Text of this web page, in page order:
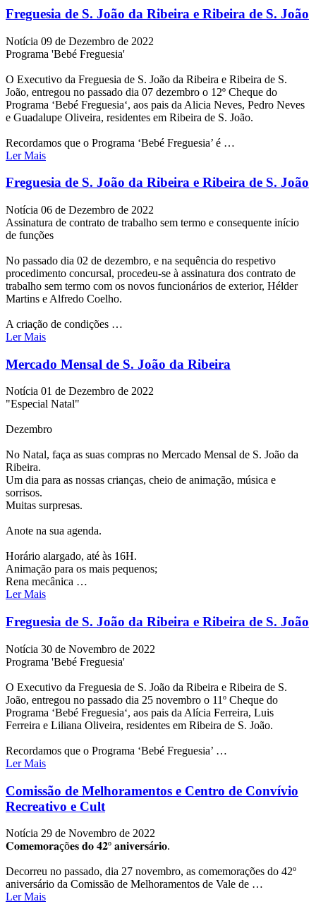
Freguesia de S. João da Ribeira e Ribeira de S. João
Notícia 09 de Dezembro de 2022
Programa 'Bebé Freguesia'
O Executivo da Freguesia de S. João da Ribeira e Ribeira de S.
João, entregou no passado dia 07 dezembro o 12º Cheque do
Programa ‘Bebé Freguesia‘, aos pais da Alicia Neves, Pedro Neves
e Guadalupe Oliveira, residentes em Ribeira de S. João.
Recordamos que o Programa ‘Bebé Freguesia’ é …
Ler Mais
Freguesia de S. João da Ribeira e Ribeira de S. João
Notícia 06 de Dezembro de 2022
Assinatura de contrato de trabalho sem termo e consequente início
de funções
No passado dia 02 de dezembro, e na sequência do respetivo
procedimento concursal, procedeu-se à assinatura dos contrato de
trabalho sem termo com os novos funcionários de exterior, Hélder
Martins e Alfredo Coelho.
A criação de condições …
Ler Mais
Mercado Mensal de S. João da Ribeira
Notícia 01 de Dezembro de 2022
"Especial Natal"
Dezembro
No Natal, faça as suas compras no Mercado Mensal de S. João da
Ribeira.
Um dia para as nossas crianças, cheio de animação, música e
sorrisos.
Muitas surpresas.
Anote na sua agenda.
Horário alargado, até às 16H.
Animação para os mais pequenos;
Rena mecânica …
Ler Mais
Freguesia de S. João da Ribeira e Ribeira de S. João
Notícia 30 de Novembro de 2022
Programa 'Bebé Freguesia'
O Executivo da Freguesia de S. João da Ribeira e Ribeira de S.
João, entregou no passado dia 25 novembro o 11º Cheque do
Programa ‘Bebé Freguesia‘, aos pais da Alícia Ferreira, Luis
Ferreira e Liliana Oliveira, residentes em Ribeira de S. João.
Recordamos que o Programa ‘Bebé Freguesia’ …
Ler Mais
Comissão de Melhoramentos e Centro de Convívio
Recreativo e Cult
Notícia 29 de Novembro de 2022
𝐂𝐨𝐦𝐞𝐦𝐨𝐫𝐚çõ𝐞𝐬 𝐝𝐨 𝟒𝟐º 𝐚𝐧𝐢𝐯𝐞𝐫𝐬á𝐫𝐢𝐨.
Decorreu no passado, dia 27 novembro, as comemorações do 42º
aniversário da Comissão de Melhoramentos de Vale de …
Ler Mais